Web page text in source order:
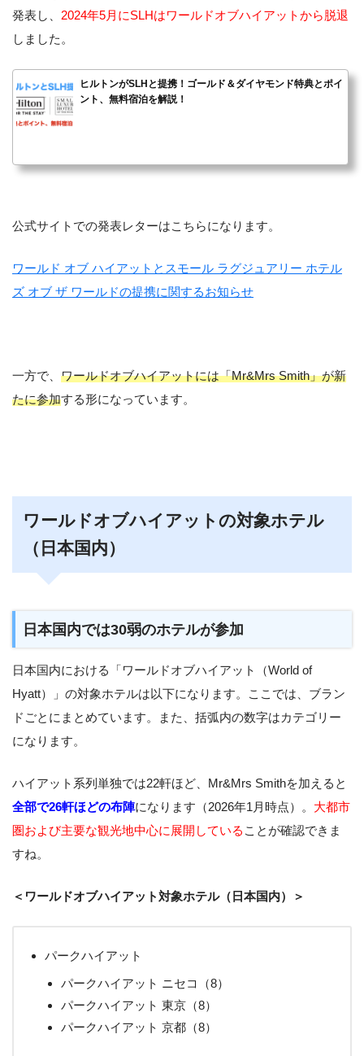
発表し、 2024年5月にSLHはワールドオブハイアットから脱退
しました。
ヒルトンがSLHと提携！ゴールド＆ダイヤモンド特典とポイ
ント、無料宿泊を解説！
公式サイトでの発表レターはこちらになります。
ワールド オブ ハイアットとスモール ラグジュアリー ホテル
ズ オブ ザ ワールドの提携に関するお知らせ
一方で、 ワールドオブハイアットには「Mr&Mrs Smith」が新
たに参加する形になっています。
ワールドオブハイアットの対象ホテル
（日本国内）
日本国内では30弱のホテルが参加
日本国内における「ワールドオブハイアット（World of
Hyatt）」の対象ホテルは以下になります。ここでは、ブラン
ドごとにまとめています。また、括弧内の数字はカテゴリー
になります。
ハイアット系列単独では22軒ほど、Mr&Mrs Smithを加えると
全部で26軒ほどの布陣になります（2026年1月時点）。 大都市
圏および主要な観光地中心に展開している ことが確認できま
すね。
＜ワールドオブハイアット対象ホテル（日本国内）＞
パークハイアット
パークハイアット ニセコ（8）
パークハイアット 東京（8）
パークハイアット 京都（8）